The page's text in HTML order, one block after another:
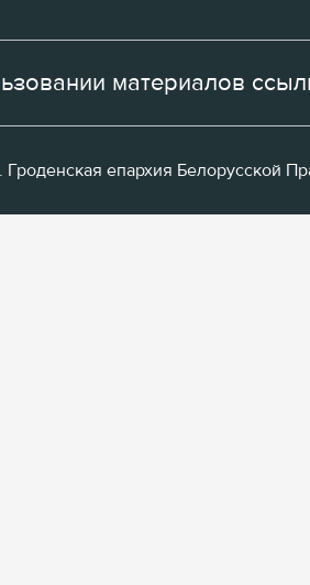
материалов
епархия Белорусской